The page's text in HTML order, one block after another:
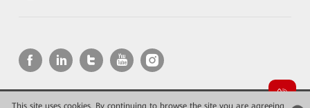
This site uses cookies. By continuing to browse the site you are agreeing